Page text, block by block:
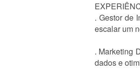
. Gestor de
escalar um
. Marketing
dados e